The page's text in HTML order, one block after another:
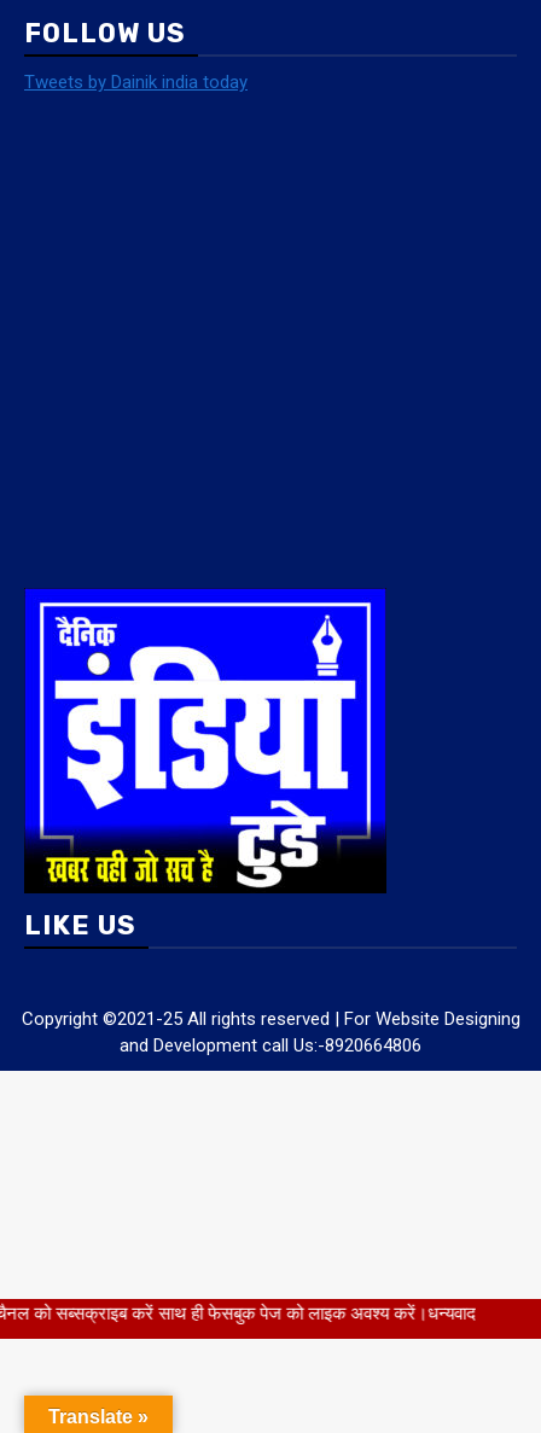
FOLLOW US
Tweets by Dainik india today
LIKE US
Copyright ©2021-25 All rights reserved | For Website Designing
and Development call Us:-8920664806
Translate »
साथ ही फेसबुक पेज को लाइक अवश्य करें।धन्यवाद